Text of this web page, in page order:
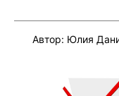
Автор: Юлия